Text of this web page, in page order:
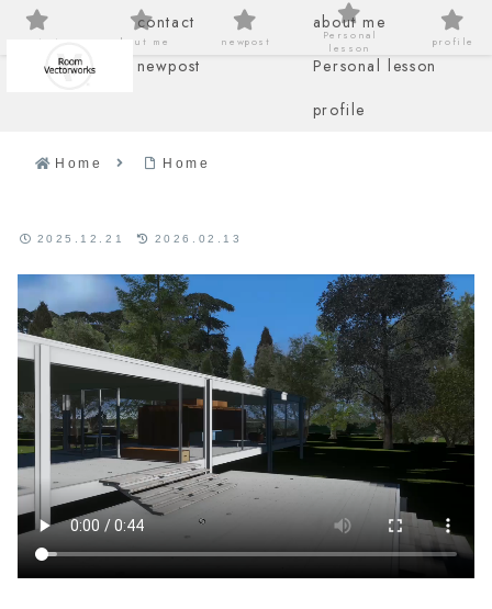
contact
about me
newpost
Personal lesson
profile
Home Home
2025.12.21 2026.02.13
contact about me newpost
Personal
lesson
profile